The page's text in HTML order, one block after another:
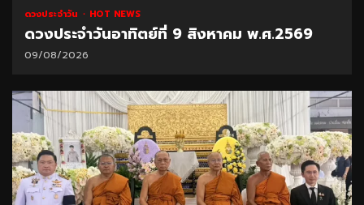
ดวงประจำวัน HOT NEWS
ดวงประจำวันอาทิตย์ที่ 9 สิงหาคม พ.ศ.2569
09/08/2026